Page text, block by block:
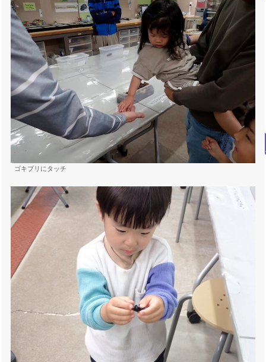
ゴキブリにタッチ